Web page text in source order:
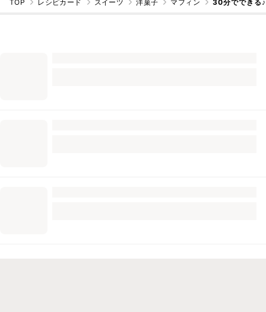
TOP レシピカード スイーツ 洋菓子 マフィン 30分でできる